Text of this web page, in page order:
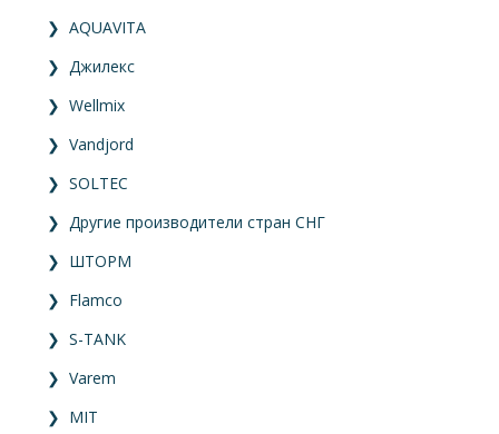
❯ AQUAVITA
❯ Джилекс
❯ Wellmix
❯ Vandjord
❯ SOLTEC
❯ Другие производители стран СНГ
❯ ШТОРМ
❯ Flamco
❯ S-TANK
❯ Varem
❯ MIT